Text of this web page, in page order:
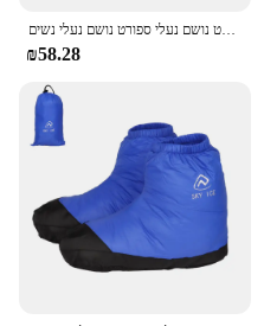
גברים לרוץ נעלי ספורט מזדמנים נעלי ספורט נושם נעלי ספורט נושם נעלי נשים Size38-48
₪58.28